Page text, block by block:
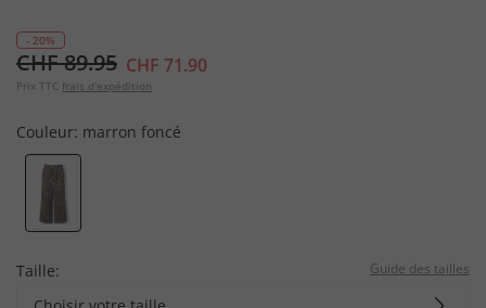
- 20%
CHF 89.95 CHF 71.90
Prix TTC frais d'expédition
Couleur: marron foncé
Taille: Guide des tailles